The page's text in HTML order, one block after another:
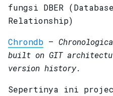
fungsi DBER
Relationship)
Chrondb –
built on GIT
version history.
Sepertinya ini